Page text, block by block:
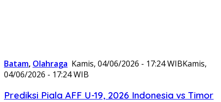
Batam, Olahraga Kamis, 04/06/2026 - 17:24 WIBKamis,
04/06/2026 - 17:24 WIB
Prediksi Piala AFF U-19, 2026 Indonesia vs Timor